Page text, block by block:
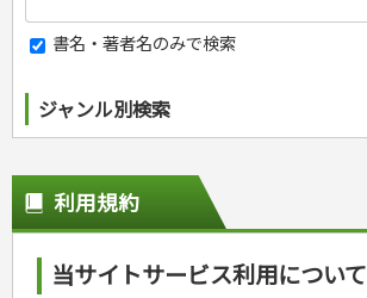
書名・著者名のみで検索
ジャンル別検索
スポーツ
スポーツルール
ゴルフ
自然・アウトドア・ペット
犬・猫
ナンプレ
カルチャー・芸術・趣味
生活・暮らし
料理
おもてなし・ごちそう料理
手芸・クラフト
編み物
住まい・インテリア・暮らし
健康と保育
家庭医学・健康
こどもの本
利用規約
当サイトサービス利用について